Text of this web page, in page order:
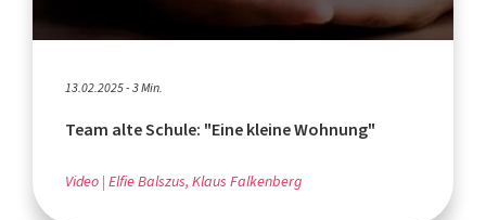
13.02.2025 - 3 Min.
Team alte Schule: "Eine kleine Wohnung"
Video Elfie Balszus, Klaus Falkenberg